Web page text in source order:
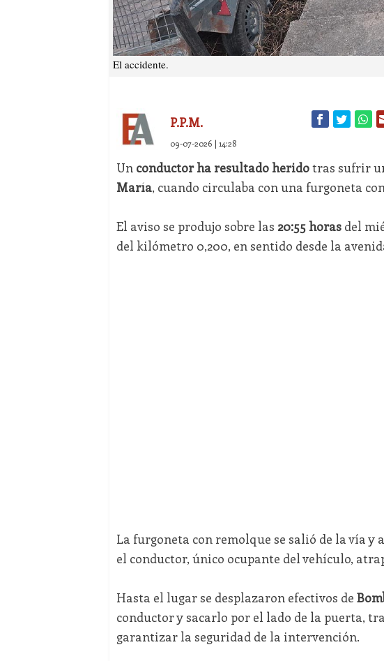
El accidente.
P.P.M.
09-07-2026 | 14:28
Un conductor ha resultado heridotras sufrir
María, cuando circulaba con una furgoneta
El aviso se produjo sobre las 20:55 horasdel
del kilómetro 0,200, en sentido desde la
La furgoneta con remolque se salió de la vía y
el conductor, único ocupante del vehículo,
Hasta el lugar se desplazaron efectivos de
conductor y sacarlo por el lado de la puerta,
garantizar la seguridad de la intervención.